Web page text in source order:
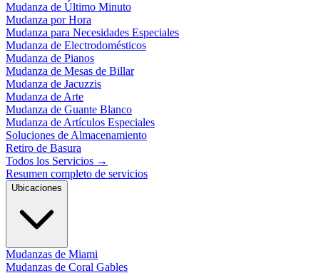
Mudanza de Último Minuto
Mudanza por Hora
Mudanza para Necesidades Especiales
Mudanza de Electrodomésticos
Mudanza de Pianos
Mudanza de Mesas de Billar
Mudanza de Jacuzzis
Mudanza de Arte
Mudanza de Guante Blanco
Mudanza de Artículos Especiales
Soluciones de Almacenamiento
Retiro de Basura
Todos los Servicios →
Resumen completo de servicios
Ubicaciones
Mudanzas de Miami
Mudanzas de Coral Gables